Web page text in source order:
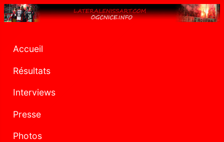
Accueil
Résultats
Interviews
Presse
Photos